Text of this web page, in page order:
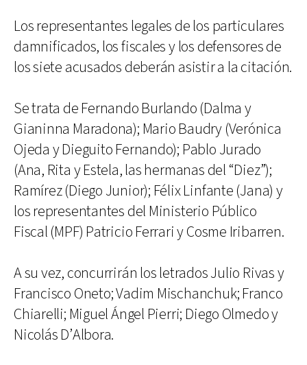
Los representantes legales de los particulares
damnificados, los fiscales y los defensores de
los siete acusados deberán asistir a la citación.
Se trata de Fernando Burlando (Dalma y
Gianinna Maradona); Mario Baudry (Verónica
Ojeda y Dieguito Fernando); Pablo Jurado
(Ana, Rita y Estela, las hermanas del “Diez”);
Ramírez (Diego Junior); Félix Linfante (Jana) y
los representantes del Ministerio Público
Fiscal (MPF) Patricio Ferrari y Cosme Iribarren.
A su vez, concurrirán los letrados Julio Rivas y
Francisco Oneto; Vadim Mischanchuk; Franco
Chiarelli; Miguel Ángel Pierri; Diego Olmedo y
Nicolás D’Albora.